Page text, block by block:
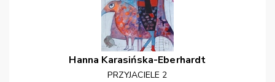
Hanna Karasińska-Eberhardt
PRZYJACIELE 2